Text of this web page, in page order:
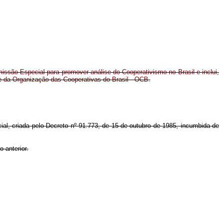
Especial para promover análise do Cooperativismo no Brasil e inclui,
Organização das Cooperativas do Brasil - OCB.
criada pelo Decreto nº 91.773, de 15 de outubro de 1985, incumbida de
anterior.